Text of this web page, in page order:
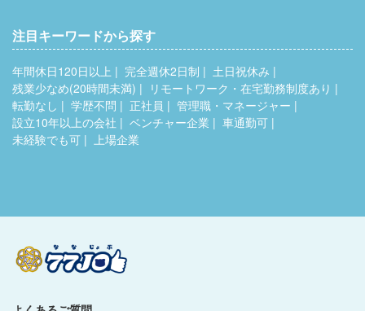
注目キーワードから探す
年間休日120日以上 完全週休2日制
土日祝休み
残業少なめ(20時間未満)
リモートワーク・在宅勤務制度あり
転勤なし
学歴不問 正社員
管理職・マネージャー
設立10年以上の会社
ベンチャー企業
車通勤可
未経験でも可
上場企業